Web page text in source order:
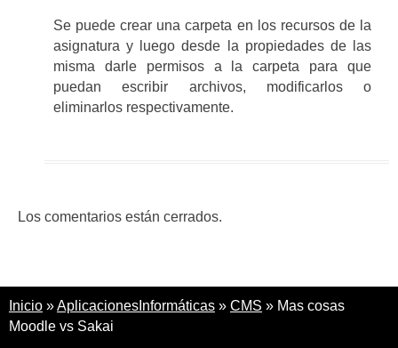
Se puede crear una carpeta en los recursos de la
asignatura y luego desde la propiedades de las
misma darle permisos a la carpeta para que
puedan escribir archivos, modificarlos o
eliminarlos respectivamente.
Los comentarios están cerrados.
Inicio »AplicacionesInformáticas » CMS » Mas cosas
Moodle vs Sakai